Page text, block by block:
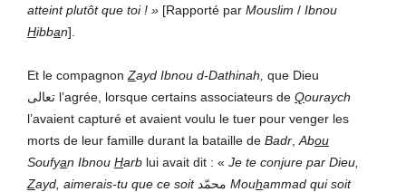
atteint plutôt que toi ! » [Rapporté par Mouslim / Ibnou
Hibban].
Et le compagnon Zayd Ibnou d-Dathinah, que Dieu
تعالى l’agrée, lorsque certains associateurs de Qouraych
l’avaient capturé et avaient voulu le tuer pour venger les
morts de leur famille durant la bataille de Badr Abou
Soufyan Ibnou Harb lui avait dit : « Je te conjure par Dieu,
Zayd, aimerais-tu que ce soit Mouhammad qui soit